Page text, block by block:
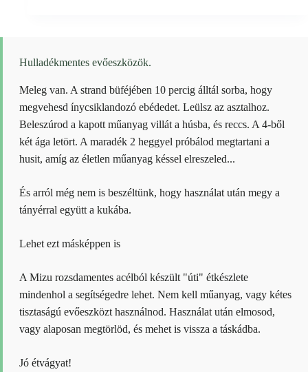
Hulladékmentes evőeszközök.
Meleg van. A strand büféjében 10 percig álltál sorba, hogy
megvehesd ínycsiklandozó ebédedet. Leülsz az asztalhoz.
Beleszúrod a kapott műanyag villát a húsba, és reccs. A 4-ből
két ága letört. A maradék 2 heggyel próbálod megtartani a
husit, amíg az életlen műanyag késsel elreszeled...
És arról még nem is beszéltünk, hogy használat után megy a
tányérral együtt a kukába.
Lehet ezt másképpen is
A Mizu rozsdamentes acélból készült "úti" étkészlete
mindenhol a segítségedre lehet. Nem kell műanyag, vagy kétes
tisztaságú evőeszközt használnod. Használat után elmosod,
vagy alaposan megtörlöd, és mehet is vissza a táskádba.
Jó étvágyat!